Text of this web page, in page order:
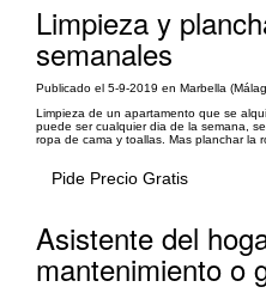
Limpieza y
semanales
Publicado el 5-9-2019 en Marbella
Limpieza de un apartamento que se
puede ser cualquier dia de la semana,
ropa de cama y toallas. Mas planchar la
Pide Precio Gratis
Asistente del
mantenimiento o